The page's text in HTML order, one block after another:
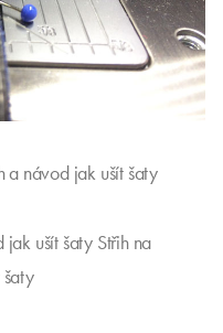
jak ušít šaty Střih na